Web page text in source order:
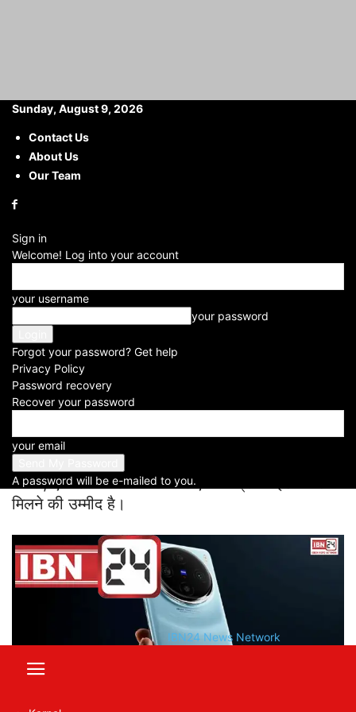
Sunday, August 9, 2026
Contact Us
About Us
Our Team
Sign in
Welcome! Log into your account
your username
your password
Forgot your password? Get help
Privacy Policy
Password recovery
Recover your password
your email
A password will be e-mailed to you.
IBN24 News Network
Home ibn24
Vivo X100 Pro Plus : Vivo
जानें स्पेसिफिकेशंस
-
2024-02-07
Facebook
Vivo X100 Pro Plus
Vivo X100 Pro+ में 50 मेगापिक्सल LYT-900
कैमरा, एक टेलीफोटो कैमरा और एक अल्ट्रा-वाइड कैमरा
मिलने की उम्मीद है।